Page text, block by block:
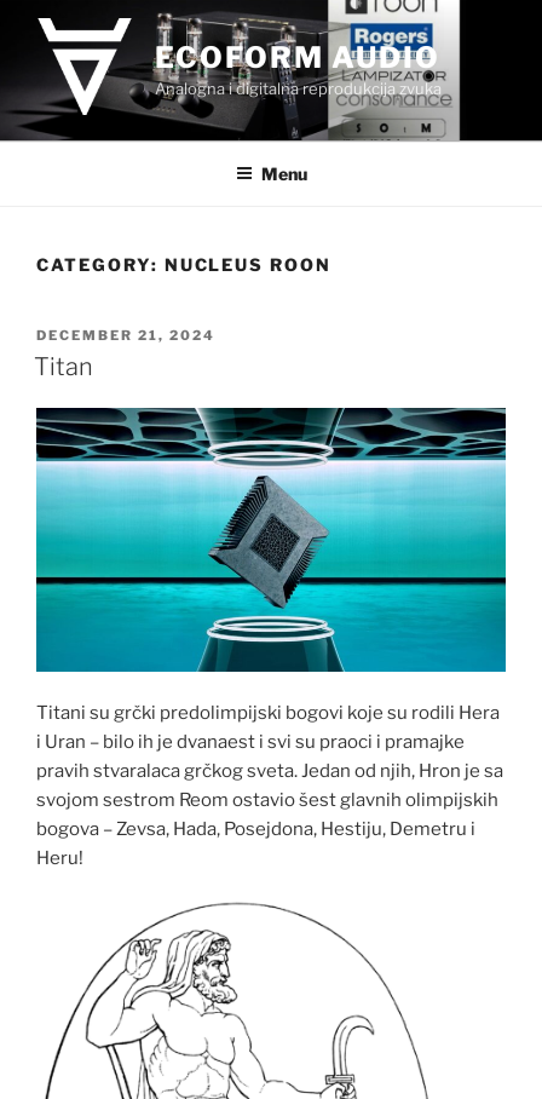
content
ECOFORM AUDIO
Analogna i digitalna reprodukcija zvuka
Menu
CATEGORY: NUCLEUS ROON
POSTED
ON
DECEMBER 21, 2024
Titan
Titani su grčki predolimpijski bogovi koje su rodili Hera
i Uran – bilo ih je dvanaest i svi su praoci i pramajke
pravih stvaralaca grčkog sveta. Jedan od njih, Hron je sa
svojom sestrom Reom ostavio šest glavnih olimpijskih
bogova – Zevsa, Hada, Posejdona, Hestiju, Demetru i
Heru!